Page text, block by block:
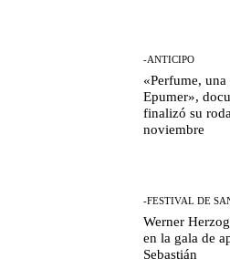
-ANTICIPO
«Perfume,
Epumer»,
finalizó su
noviembre
-FESTIVAL DE
Werner
en la gala de
Sebastián